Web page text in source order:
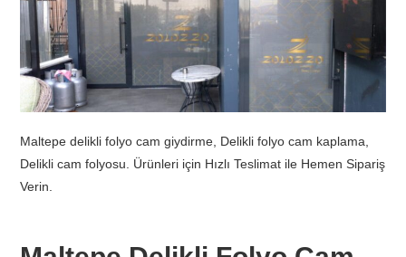
Maltepe delikli folyo cam giydirme, Delikli folyo cam kaplama,
Delikli cam folyosu. Ürünleri için Hızlı Teslimat ile Hemen Sipariş
Verin.